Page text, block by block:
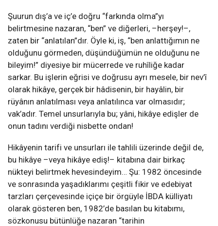
Şuurun dış’a ve iç’e doğru “farkında olma”yı
belirtmesine nazaran, “ben” ve diğerleri, –herşey!–,
zaten bir “anlatılan”dır. Öyle ki, iş, “ben anlattığımın ne
olduğunu görmeden, düşündüğümün ne olduğunu ne
bileyim!” diyesiye bir mücerrede ve ruhîliğe kadar
sarkar. Bu işlerin eğrisi ve doğrusu ayrı mesele, bir nev’î
olarak hikâye, gerçek bir hâdisenin, bir hayâlin, bir
rüyânın anlatılması veya anlatılınca var olmasıdır;
vak’adır. Temel unsurlarıyla bu; yâni, hikâye edişler de
onun tadını verdiği nisbette ondan!
Hikâyenin tarifi ve unsurları ile tahlili üzerinde değil de,
bu hikâye –veya hikâye ediş!– kitabına dair birkaç
nükteyi belirtmek hevesindeyim… Şu: 1982 öncesinde
ve sonrasında yaşadıklarımı çeşitli fikir ve edebiyat
tarzları çerçevesinde içiçe bir örgüyle İBDA külliyatı
olarak gösteren ben, 1982’de basılan bu kitabımı,
sözkonusu bütünlüğe nazaran “tarihin